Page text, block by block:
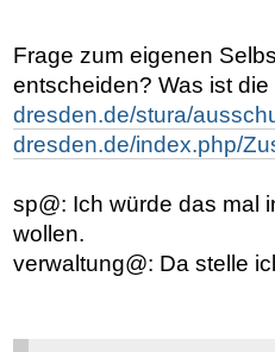
Frage zum eigenen
entscheiden? Was ist
dresden.de/stura/
dresden.de/index.php/
sp@: Ich würde das mal
wollen.
verwaltung@: Da stelle